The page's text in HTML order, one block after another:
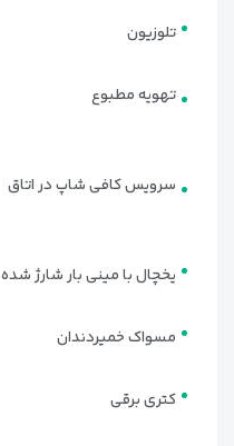
تلوزیون
تهویه مطبوع
سرویس کافی شاپ در اتاق
یخچال با مینی بار شارژ شده
مسواک خمیردندان
کتری برقی